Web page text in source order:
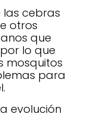
las cebras
otros
que
lo que
mosquitos
para
evolución